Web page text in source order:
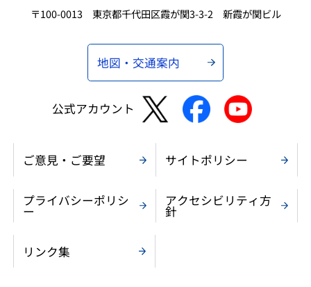
〒100-0013 東京都千代田区霞が関3-3-2 新霞が関ビル
地図・交通案内
公式アカウント
ご意見・ご要望 サイトポリシー
プライバシーポリシ
ー
アクセシビリティ方
針
リンク集